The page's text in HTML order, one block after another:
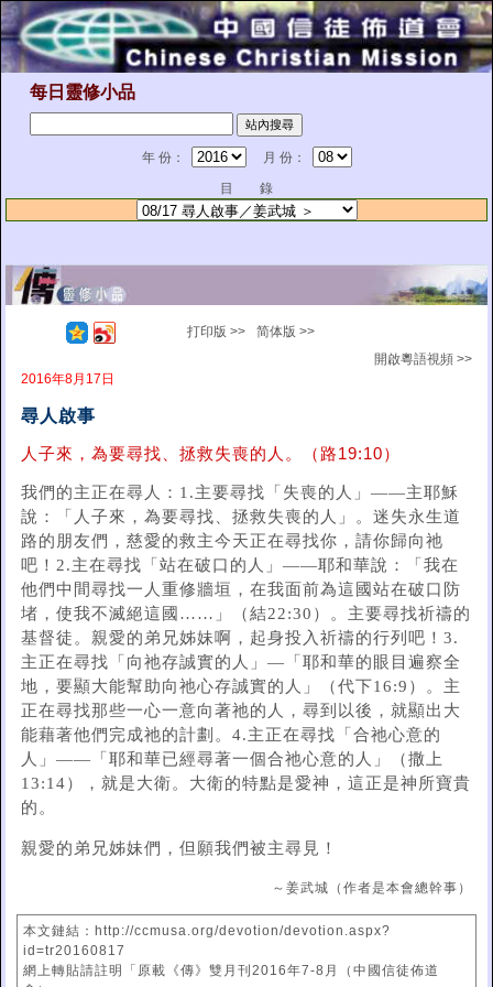
每日靈修小品
年 份：
月 份：
目 錄
打印版 >>
简体版 >>
開啟粵語視頻 >>
2016年8月17日
尋人啟事
人子來，為要尋找、拯救失喪的人。（路19:10）
我們的主正在尋人：1.主要尋找「失喪的人」——主耶穌
說：「人子來，為要尋找、拯救失喪的人」。迷失永生道
路的朋友們，慈愛的救主今天正在尋找你，請你歸向祂
吧！2.主在尋找「站在破口的人」——耶和華說：「我在
他們中間尋找一人重修牆垣，在我面前為這國站在破口防
堵，使我不滅絕這國……」（結22:30）。主要尋找祈禱的
基督徒。親愛的弟兄姊妹啊，起身投入祈禱的行列吧！3.
主正在尋找「向祂存誠實的人」—「耶和華的眼目遍察全
地，要顯大能幫助向祂心存誠實的人」（代下16:9）。主
正在尋找那些一心一意向著祂的人，尋到以後，就顯出大
能藉著他們完成祂的計劃。4.主正在尋找「合祂心意的
人」——「耶和華已經尋著一個合祂心意的人」（撒上
13:14），就是大衛。大衛的特點是愛神，這正是神所寶貴
的。
親愛的弟兄姊妹們，但願我們被主尋見！
～姜武城（作者是本會總幹事）
本文鏈結：http://ccmusa.org/devotion/devotion.aspx?
id=tr20160817
網上轉貼請註明「原載《傳》雙月刊2016年7-8月（中國信徒佈道